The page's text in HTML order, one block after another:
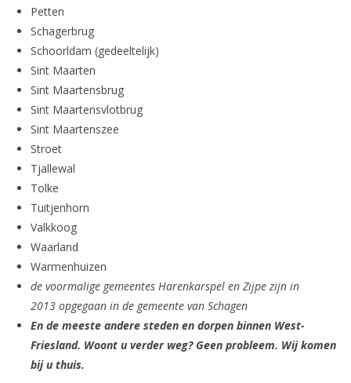
Petten
Schagerbrug
Schoorldam (gedeeltelijk)
Sint Maarten
Sint Maartensbrug
Sint Maartensvlotbrug
Sint Maartenszee
Stroet
Tjallewal
Tolke
Tuitjenhorn
Valkkoog
Waarland
Warmenhuizen
de voormalige gemeentes Harenkarspel en Zijpe zijn in
2013 opgegaan in de gemeente van Schagen
En de meeste andere steden en dorpen binnen West-
Friesland. Woont u verder weg? Geen probleem. Wij komen
bij u thuis.